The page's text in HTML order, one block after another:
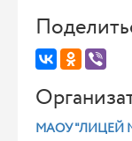
МАОУ "ЛИЦЕЙ